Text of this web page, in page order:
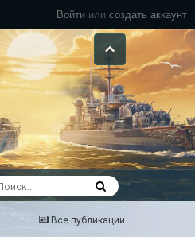
Войти или создать аккаунт
Все публикации